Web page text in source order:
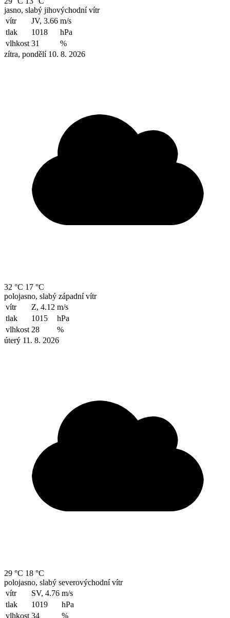
jasno, slabý jihovýchodní vítr
vítr
JV, 3.66 m/s
tlak
1018
hPa
vlhkost 31
%
zítra, pondělí 10. 8. 2026
32 °C 17 °C
polojasno, slabý západní vítr
vítr
Z, 4.12 m/s
tlak
1015
hPa
vlhkost 28
%
úterý 11. 8. 2026
29 °C 18 °C
polojasno, slabý severovýchodní vítr
vítr
SV, 4.76 m/s
tlak
1019
hPa
vlhkost 34
%